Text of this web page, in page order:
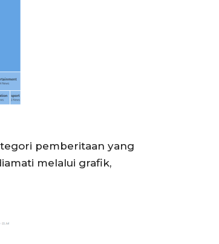
pemberitaan yang
melalui grafik,